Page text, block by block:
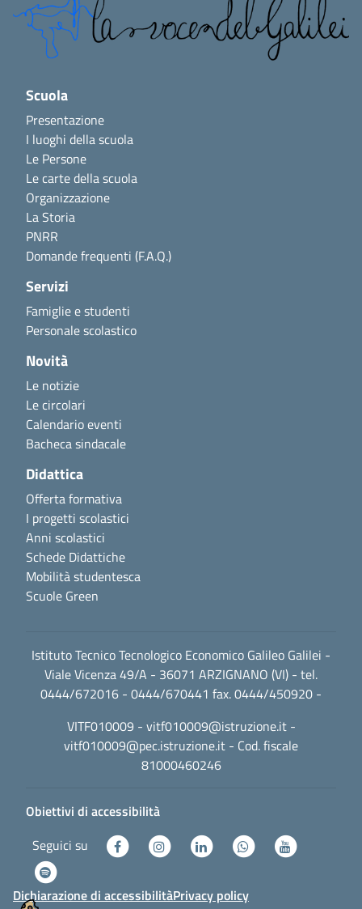
Scuola
Presentazione
I luoghi della scuola
Le Persone
Le carte della scuola
Organizzazione
La Storia
PNRR
Domande frequenti (F.A.Q.)
Servizi
Famiglie e studenti
Personale scolastico
Novità
Le notizie
Le circolari
Calendario eventi
Bacheca sindacale
Didattica
Offerta formativa
I progetti scolastici
Anni scolastici
Schede Didattiche
Mobilità studentesca
Scuole Green
Istituto Tecnico Tecnologico Economico Galileo Galilei -
Viale Vicenza 49/A - 36071 ARZIGNANO (VI) - tel.
0444/672016 - 0444/670441 fax. 0444/450920 -
VITF010009 - vitf010009@istruzione.it-
vitf010009@pec.istruzione.it - Cod. fiscale
81000460246
Obiettivi di accessibilità
Seguici su
Dichiarazione di accessibilitàPrivacy policy